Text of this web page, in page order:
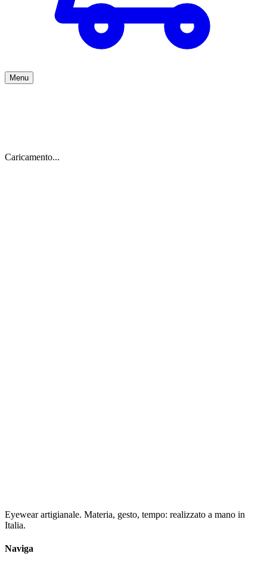
Menu
Caricamento...
Eyewear artigianale. Materia, gesto, tempo: realizzato a mano in
Italia.
Naviga